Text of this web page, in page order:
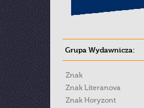
Grupa Wydawnicza:
Znak
Znak Literanova
Znak Horyzont